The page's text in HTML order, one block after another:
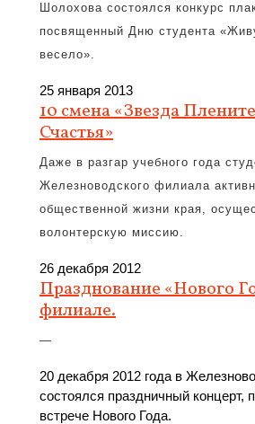
Шолохова состоялся конкурс
посвященный Дню студента
весело».
25 января 2013
10 смена «Звезда
Счастья»
Даже в разгар учебного года
Железноводского филиала
общественной жизни края,
волонтерскую миссию.
26 декабря 2012
Празднование «Нового
филиале.
—
20 декабря 2012 года в
состоялся праздничный концерт,
встрече Нового Года.